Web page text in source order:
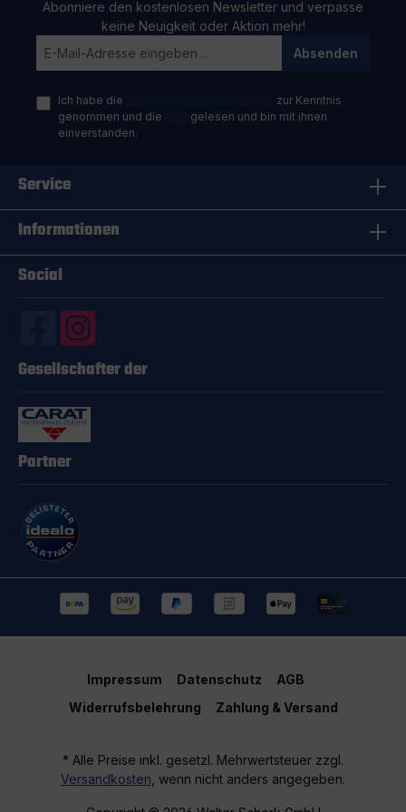
Abonniere den kostenlosen Newsletter und verpasse
keine Neuigkeit oder Aktion mehr!
Absenden
Ich habe die
zur Kenntnis
genommen und die
gelesen und bin mit ihnen
einverstanden.
Service
Informationen
Social
Gesellschafter der
Partner
Impressum Datenschutz
AGB
Widerrufsbelehrung
Zahlung & Versand
* Alle Preise inkl. gesetzl. Mehrwertsteuer zzgl.
Versandkosten , wenn nicht anders angegeben.